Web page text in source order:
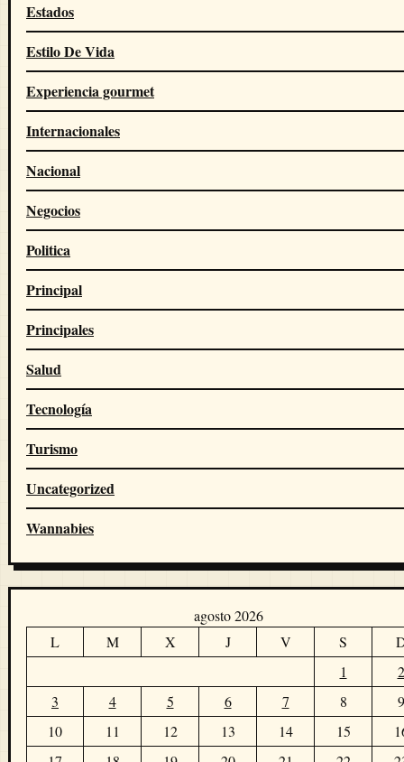
Estados
Estilo De Vida
Experiencia gourmet
Internacionales
Nacional
Negocios
Politica
Principal
Principales
Salud
Tecnología
Turismo
Uncategorized
Wannabies
agosto 2026
L
M X J V S
1
2
3
4 5 6 7 8
9
10
11 12 13 14 15